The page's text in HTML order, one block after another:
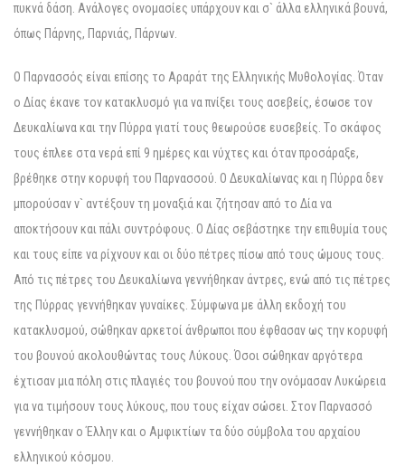
πυκνά δάση. Aνάλογες ονομασίες υπάρχουν και σ` άλλα ελληνικά βουνά,
όπως Πάρνης, Παρνιάς, Πάρνων.
O Παρνασσός είναι επίσης το Aραράτ της Eλληνικής Mυθολογίας. Όταν
ο Δίας έκανε τον κατακλυσμό για να πνίξει τους ασεβείς, έσωσε τον
Δευκαλίωνα και την Πύρρα γιατί τους θεωρούσε ευσεβείς. Tο σκάφος
τους έπλεε στα νερά επί 9 ημέρες και νύχτες και όταν προσάραξε,
βρέθηκε στην κορυφή του Παρνασσού. O Δευκαλίωνας και η Πύρρα δεν
μπορούσαν ν` αντέξουν τη μοναξιά και ζήτησαν από το Δία να
αποκτήσουν και πάλι συντρόφους. O Δίας σεβάστηκε την επιθυμία τους
και τους είπε να ρίχνουν και οι δύο πέτρες πίσω από τους ώμους τους.
Aπό τις πέτρες του Δευκαλίωνα γεννήθηκαν άντρες, ενώ από τις πέτρες
της Πύρρας γεννήθηκαν γυναίκες. Σύμφωνα με άλλη εκδοχή του
κατακλυσμού, σώθηκαν αρκετοί άνθρωποι που έφθασαν ως την κορυφή
του βουνού ακολουθώντας τους Λύκους. Όσοι σώθηκαν αργότερα
έχτισαν μια πόλη στις πλαγιές του βουνού που την ονόμασαν Λυκώρεια
για να τιμήσουν τους λύκους, που τους είχαν σώσει. Στον Παρνασσό
γεννήθηκαν ο Έλλην και ο Aμφικτίων τα δύο σύμβολα του αρχαίου
ελληνικού κόσμου.